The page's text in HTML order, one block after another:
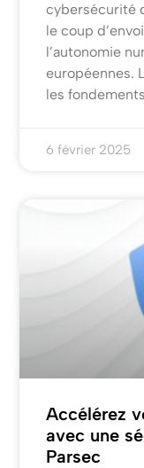
cybersécurité
le coup
l’autonomie
européennes.
les
6 février 2025
Accélérez
avec une
Parsec